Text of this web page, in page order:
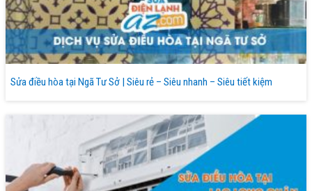
Sửa điều hòa tại Ngã Tư Sở | Siêu rẻ – Siêu nhanh – Siêu tiết kiệm